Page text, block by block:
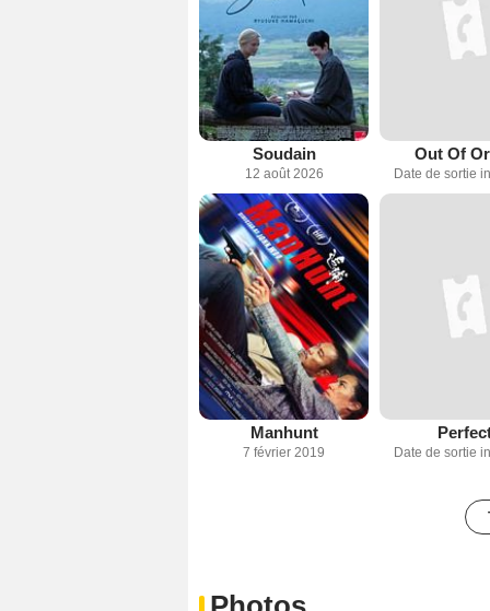
Soudain
12 août 2026
Out Of
Date de sortie
Manhunt
7 février 2019 Date de sortie